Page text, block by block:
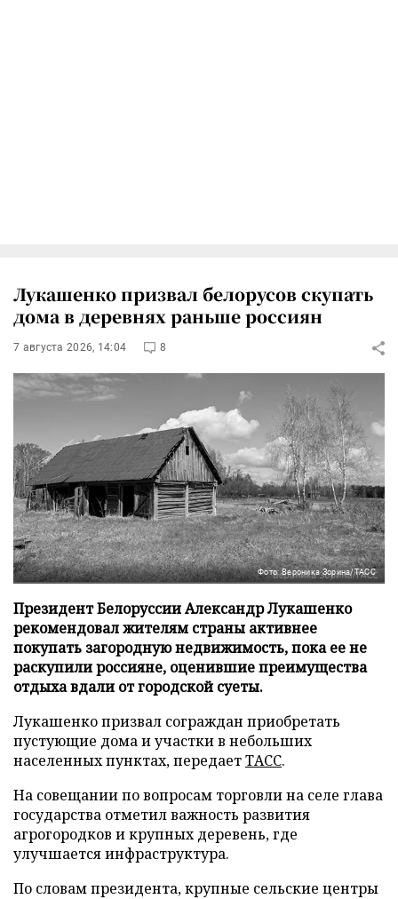
Лукашенко призвал белорусов скупать
дома в деревнях раньше россиян
7 августа 2026, 14:04 8
Фото: Вероника Зорина/ТАСС
Президент Белоруссии Александр Лукашенко
рекомендовал жителям страны активнее
покупать загородную недвижимость, пока ее не
раскупили россияне, оценившие преимущества
отдыха вдали от городской суеты.
Лукашенко призвал сограждан приобретать
пустующие дома и участки в небольших
населенных пунктах, передаетТАСС.
На совещании по вопросам торговли на селе глава
государства отметил важность развития
агрогородков и крупных деревень, где
улучшается инфраструктура.
По словам президента, крупные сельские центры